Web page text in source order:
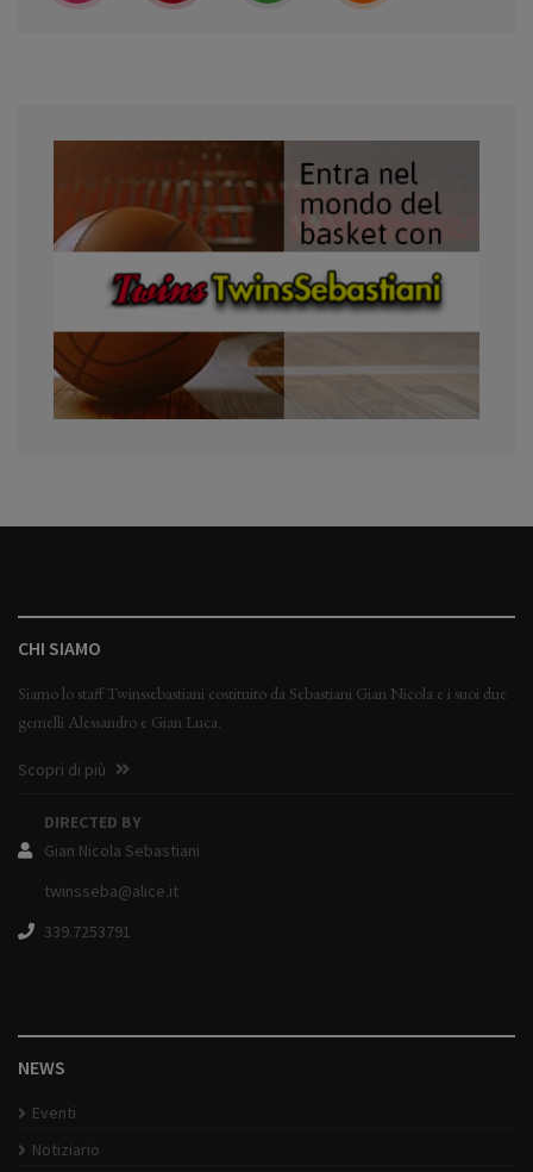
CHI SIAMO
Siamo lo staff Twinssebastiani costituito da Sebastiani Gian Nicola e i suoi due
gemelli Alessandro e Gian Luca.
Scopri di più
DIRECTED BY
Gian Nicola Sebastiani
twinsseba@alice.it
339.7253791
NEWS
Eventi
Notiziario